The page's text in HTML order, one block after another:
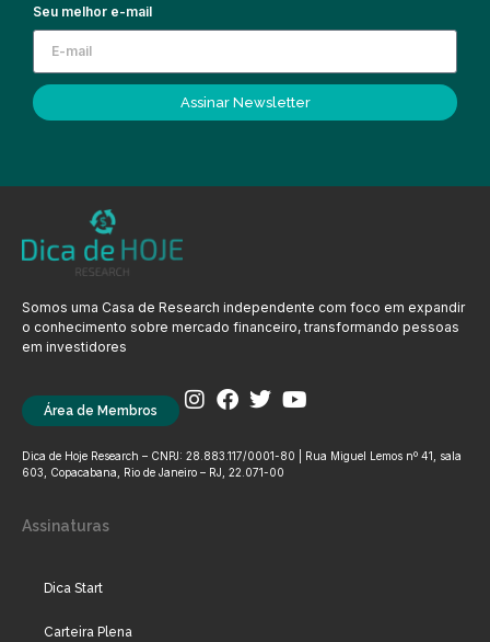
Seu melhor e-mail
Assinar Newsletter
Somos uma Casa de Research independente com foco em expandir
o conhecimento sobre mercado financeiro, transformando pessoas
em investidores
Área de Membros
Dica de Hoje Research – CNPJ: 28.883.117/0001-80 | Rua Miguel Lemos nº 41, sala
603, Copacabana, Rio de Janeiro – RJ, 22.071-00
Assinaturas
Dica Start
Carteira Plena